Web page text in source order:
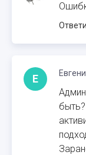
Е